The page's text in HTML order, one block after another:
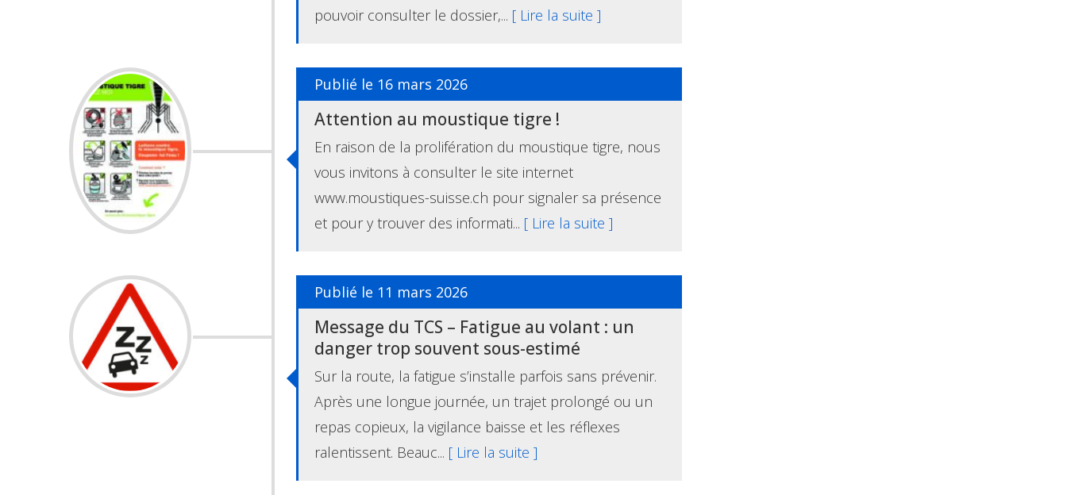
pouvoir consulter le dossier,... [ Lire la suite ]
Publié le 16 mars 2026
Attention au moustique tigre !
En raison de la prolifération du moustique tigre, nous
vous invitons à consulter le site internet
www.moustiques-suisse.ch pour signaler sa présence
et pour y trouver des informati... [ Lire la suite ]
Publié le 11 mars 2026
Message du TCS – Fatigue au volant : un
danger trop souvent sous-estimé
Sur la route, la fatigue s’installe parfois sans prévenir.
Après une longue journée, un trajet prolongé ou un
repas copieux, la vigilance baisse et les réflexes
ralentissent. Beauc... [ Lire la suite ]